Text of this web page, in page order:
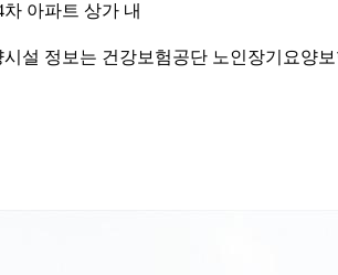
아파트 상가 내
설 정보는 건강보험공단 노인장기요양